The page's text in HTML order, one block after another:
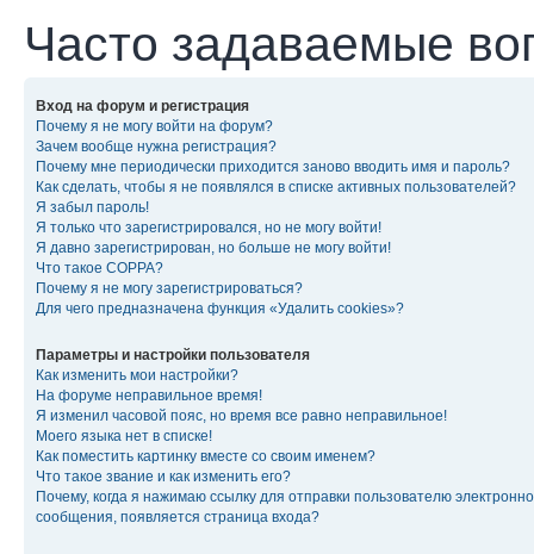
Часто задаваемые
Вход на форум и регистрация
Почему я не могу войти на форум?
Зачем вообще нужна регистрация?
Почему мне периодически приходится заново вводить имя и пароль?
Как сделать, чтобы я не появлялся в списке активных пользователей?
Я забыл пароль!
Я только что зарегистрировался, но не могу войти!
Я давно зарегистрирован, но больше не могу войти!
Что такое COPPA?
Почему я не могу зарегистрироваться?
Для чего предназначена функция «Удалить cookies»?
Параметры и настройки пользователя
Как изменить мои настройки?
На форуме неправильное время!
Я изменил часовой пояс, но время все равно неправильное!
Моего языка нет в списке!
Как поместить картинку вместе со своим именем?
Что такое звание и как изменить его?
Почему, когда я нажимаю ссылку для отправки пользователю
сообщения, появляется страница входа?